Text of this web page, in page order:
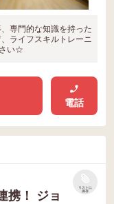
専門的な知識を持った
ライフスキルトレーニ
い☆
電話
携！ ジョ
リストに
保存